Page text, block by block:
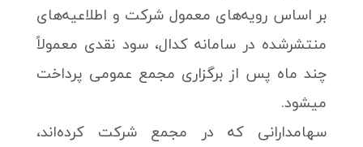
بر اساس رویه‌های معمول شرکت و اطلاعیه‌های
منتشرشده در سامانه کدال، سود نقدی معمولاً
چند ماه پس از برگزاری مجمع عمومی پرداخت
میشود.
سهامدارانی که در مجمع شرکت کرده‌اند،